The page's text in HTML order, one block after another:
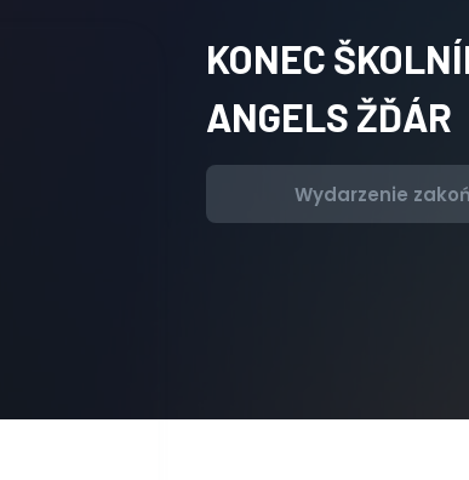
KONEC
ANGELS ŽĎÁR
Wydarzenie